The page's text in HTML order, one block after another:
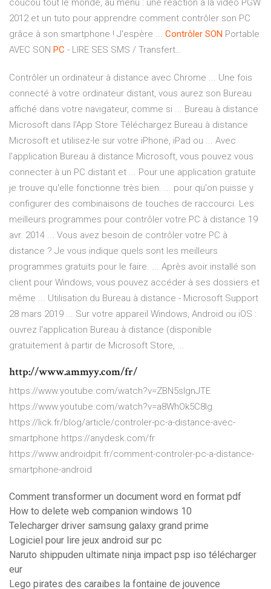
coucou tout le monde, au menu : une réaction à la vidéo PGW
2012 et un tuto pour apprendre comment contrôler son PC
grâce à son smartphone ! J'espère ... Contrôler SON Portable
AVEC SON PC - LIRE SES SMS / Transfert…
Contrôler un ordinateur à distance avec Chrome ... Une fois
connecté à votre ordinateur distant, vous aurez son Bureau
affiché dans votre navigateur, comme si ... Bureau à distance
Microsoft dans l'App Store Téléchargez Bureau à distance
Microsoft et utilisez-le sur votre iPhone, iPad ou ... Avec
l'application Bureau à distance Microsoft, vous pouvez vous
connecter à un PC distant et ... Pour une application gratuite
je trouve qu'elle fonctionne très bien. ... pour qu'on puisse y
configurer des combinaisons de touches de raccourci. Les
meilleurs programmes pour contrôler votre PC à distance 19
avr. 2014 ... Vous avez besoin de contrôler votre PC à
distance ? Je vous indique quels sont les meilleurs
programmes gratuits pour le faire. ... Après avoir installé son
client pour Windows, vous pouvez accéder à ses dossiers et
même ... Utilisation du Bureau à distance - Microsoft Support
28 mars 2019 ... Sur votre appareil Windows, Android ou iOS :
ouvrez l'application Bureau à distance (disponible
gratuitement à partir de Microsoft Store, ...
http://www.ammyy.com/fr/
https://www.youtube.com/watch?v=ZBN5slgnJTE
https://www.youtube.com/watch?v=a8WhOk5C8lg
https://lick.fr/blog/article/controler-pc-a-distance-avec-
smartphone https://anydesk.com/fr
https://www.androidpit.fr/comment-controler-pc-a-distance-
smartphone-android
Comment transformer un document word en format pdf
How to delete web companion windows 10
Telecharger driver samsung galaxy grand prime
Logiciel pour lire jeux android sur pc
Naruto shippuden ultimate ninja impact psp iso télécharger
eur
Lego pirates des caraibes la fontaine de jouvence